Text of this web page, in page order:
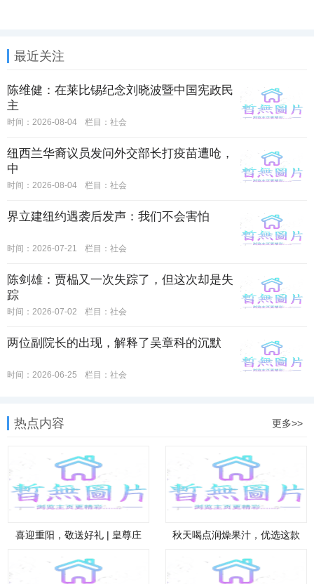
最近关注
陈维健：在莱比锡纪念刘晓波暨中国宪政民
主
时间：2026-08-04 栏目： 社会
纽西兰华裔议员发问外交部长打疫苗遭呛，
中
时间：2026-08-04 栏目： 社会
界立建纽约遇袭后发声：我们不会害怕
时间：2026-07-21 栏目： 社会
陈剑雄：贾榀又一次失踪了，但这次却是失
踪
时间：2026-07-02 栏目： 社会
两位副院长的出现，解释了吴章科的沉默
时间：2026-06-25 栏目： 社会
热点内容 更多>>
喜迎重阳，敬送好礼 | 皇尊庄
秋天喝点润燥果汁，优选这款